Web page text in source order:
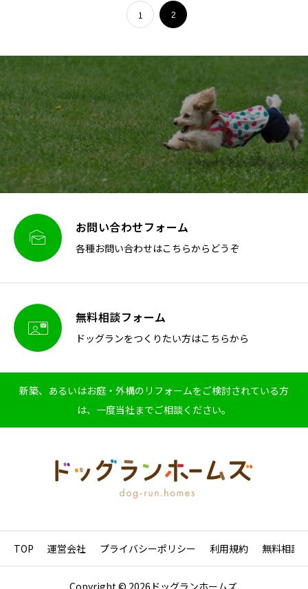
1 2
 お問い合わせフォーム
各種お問い合わせはこちらからどうぞ
 無料相談フォーム
ドッグランをつくりたい方はこちらから
新築、あるいはお庭・外構のリフォームをご検討されている方
は、一度当社までご相談ください。
TOP 運営会社 プライバシーポリシー 利用規約 無料相談
Copyright © 2026ドッグランホームズ.